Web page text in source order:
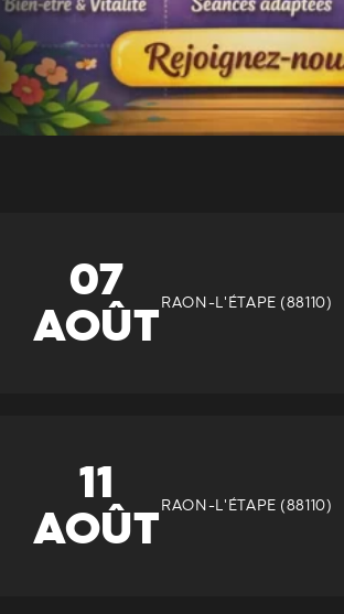
07
AOÛT RAON-L'ÉTAPE (88110)
INFORMATIONS
RAON-L'ÉTAPE 88110
ITINÉRAIRE
À 10:00
11
AOÛT RAON-L'ÉTAPE (88110)